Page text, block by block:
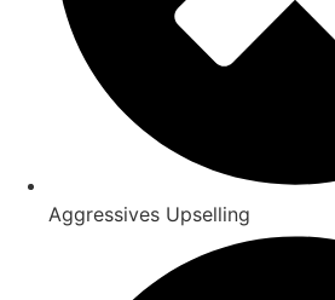
Aggressives Upselling